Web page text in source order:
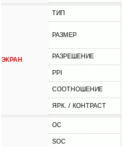
ЭКРАН
ТИП
РАЗМЕР
РАЗРЕШЕНИЕ
PPI
СООТНОШЕНИЕ
ЯРК. / КОНТРАСТ
ОС
SOC